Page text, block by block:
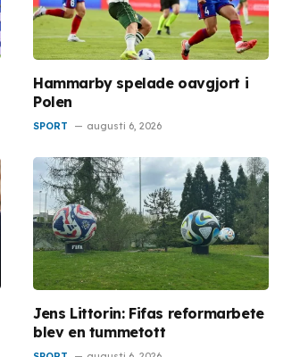
Hammarby spelade oavgjort i
Polen
SPORT augusti 6, 2026
Jens Littorin: Fifas reformarbete
blev en tummetott